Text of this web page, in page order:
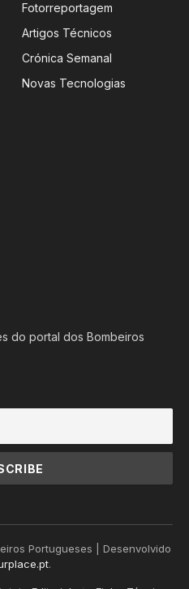
Fotorreportagem
Artigos Técnicos
Crónica Semanal
Novas Tecnologias
do portal dos Bombeiros
Portugueses | Desenvolvido
.